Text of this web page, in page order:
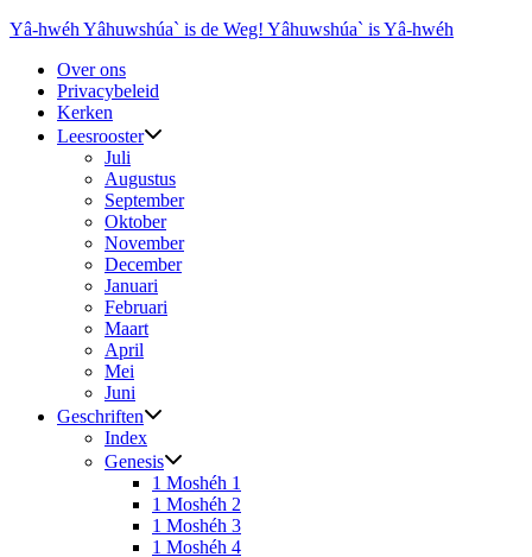
Ga
inhoud
Yâ-hwéh Yâhuwshúa` is de Weg! Yâhuwshúa` is Yâ-hwéh
Over ons
Privacybeleid
Kerken
Leesrooster
Juli
Augustus
September
Oktober
November
December
Januari
Februari
Maart
April
Mei
Juni
Geschriften
Index
Genesis
1 Moshéh 1
1 Moshéh 2
1 Moshéh 3
1 Moshéh 4